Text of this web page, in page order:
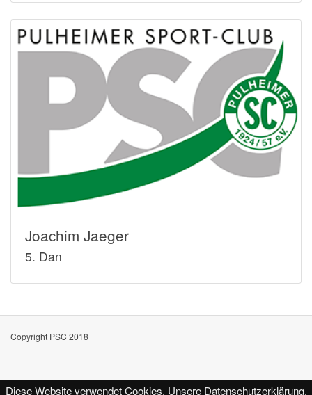
Joachim Jaeger
5. Dan
Copyright PSC 2018
Diese Website verwendet Cookies. Unsere Datenschutzerklärung.